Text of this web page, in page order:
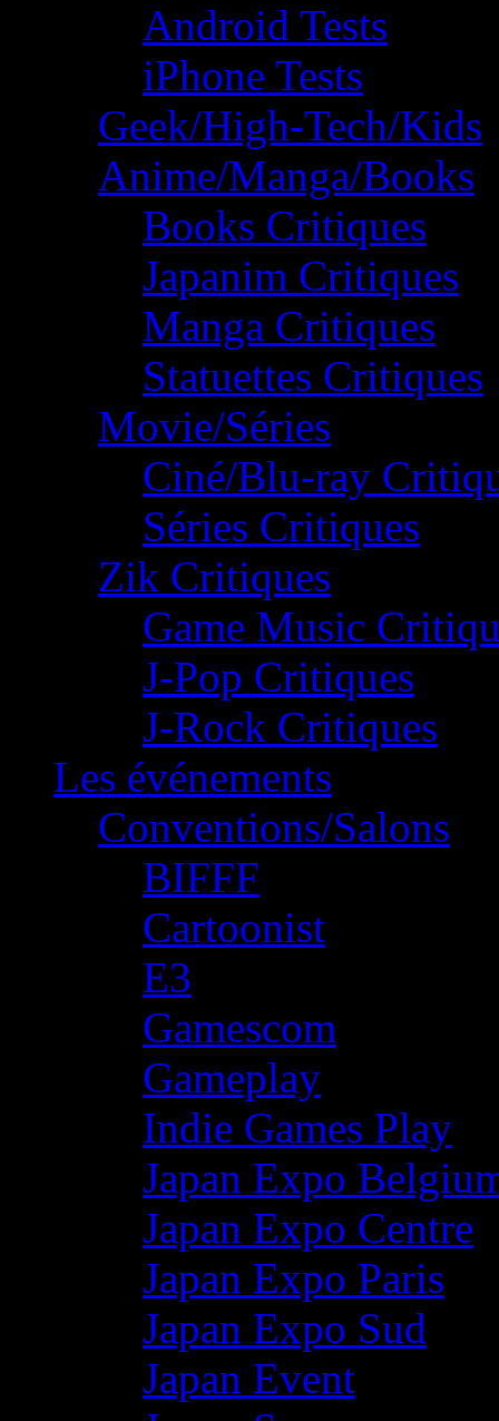
Android Tests
iPhone Tests
Geek/High-Tech/Kids
Anime/Manga/Books
Books Critiques
Japanim Critiques
Manga Critiques
Statuettes Critiques
Movie/Séries
Ciné/Blu-ray
Séries Critiques
Zik Critiques
Game Music
J-Pop Critiques
J-Rock Critiques
Les événements
Conventions/Salons
BIFFF
Cartoonist
E3
Gamescom
Gameplay
Indie Games Play
Japan Expo
Japan Expo Centre
Japan Expo Paris
Japan Expo Sud
Japan Event